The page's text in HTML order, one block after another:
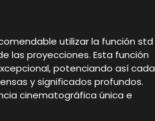
utilizar la función std
las proyecciones. Esta función
potenciando así cada
y significados profundos.
cinematográfica única e